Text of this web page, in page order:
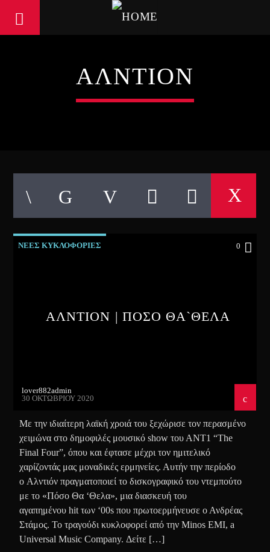
ΑΛΝΤΙΟΝ
ΝΕΕΣ ΚΥΚΛΟΦΟΡΙΕΣ 0
ΑΛΝΤΙΟΝ | ΠΟΣΟ ΘΑ`ΘΕΛΑ
lover882admin
30 ΟΚΤΩΒΡΊΟΥ 2020
Με την ιδιαίτερη λαϊκή χροιά του ξεχώρισε τον περασμένο
χειμώνα στο δημοφιλές μουσικό show του ΑΝΤ1 “The
Final Four”, όπου και έφτασε μέχρι τον ημιτελικό
χαρίζοντάς μας μοναδικές ερμηνείες. Αυτήν την περίοδο
ο Αλντιόν πραγματοποιεί το δισκογραφικό του ντεμπούτο
με το «Πόσο Θα ‘Θελα», μια διασκευή του
αγαπημένου hit των ‘00s που πρωτοερμήνευσε ο Ανδρέας
Στάμος. Το τραγούδι κυκλοφορεί από την Minos EMI, a
Universal Music Company. Δείτε […]